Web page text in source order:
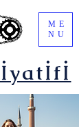
ME
NU